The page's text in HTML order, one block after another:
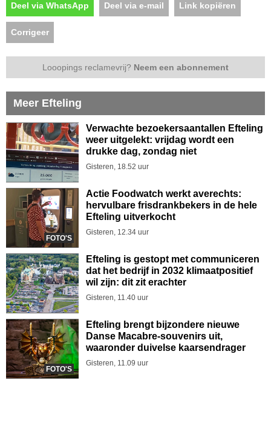
Deel via WhatsApp Deel via e-mail Link kopiëren
Corrigeer
Looopings reclamevrij? Neem een abonnement
Meer Efteling
Verwachte bezoekersaantallen Efteling
weer uitgelekt: vrijdag wordt een
drukke dag, zondag niet
Gisteren, 18.52 uur
FOTO'S
Actie Foodwatch werkt averechts:
hervulbare frisdrankbekers in de hele
Efteling uitverkocht
Gisteren, 12.34 uur
Efteling is gestopt met communiceren
dat het bedrijf in 2032 klimaatpositief
wil zijn: dit zit erachter
Gisteren, 11.40 uur
FOTO'S
Efteling brengt bijzondere nieuwe
Danse Macabre-souvenirs uit,
waaronder duivelse kaarsendrager
Gisteren, 11.09 uur